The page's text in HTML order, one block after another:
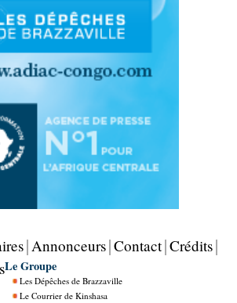
Annonceurs Contact Crédits
Le Groupe
Les Dépêches de Brazzaville
Le Courrier de Kinshasa